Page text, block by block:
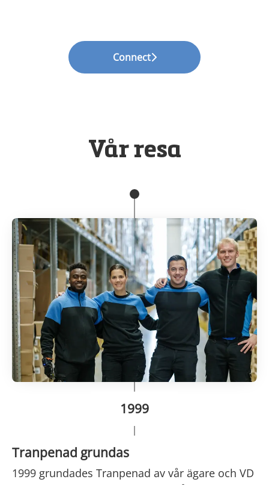
Connect
Vår resa
1999
Tranpenad grundas
1999 grundades Tranpenad av vår ägare och VD